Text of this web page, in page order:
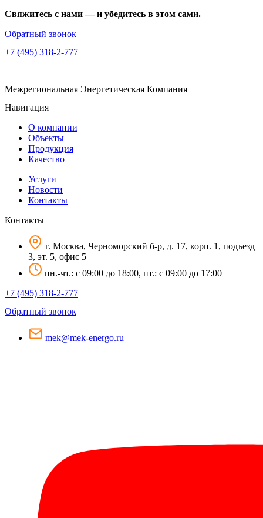
Свяжитесь с нами — и убедитесь в этом сами.
Обратный звонок
+7 (495) 318-2-777
Межрегиональная Энергетическая Компания
Навигация
О компании
Объекты
Продукция
Качество
Услуги
Новости
Контакты
Контакты
г. Москва, Черноморский б-р, д. 17, корп. 1, подъезд
3, эт. 5, офис 5
пн.-чт.: c 09:00 до 18:00, пт.: c 09:00 до 17:00
+7 (495) 318-2-777
Обратный звонок
mek@mek-energo.ru